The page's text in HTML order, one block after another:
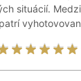
situácií.